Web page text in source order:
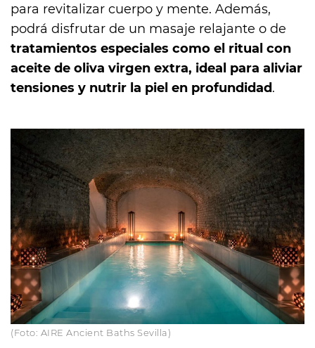
para revitalizar cuerpo y mente. Además,
podrá disfrutar de un masaje relajante o de
tratamientos especiales como el ritual con
aceite de oliva virgen extra, ideal para aliviar
tensiones y nutrir la piel en profundidad.
(Foto: AIRE Ancient Baths Sevilla)